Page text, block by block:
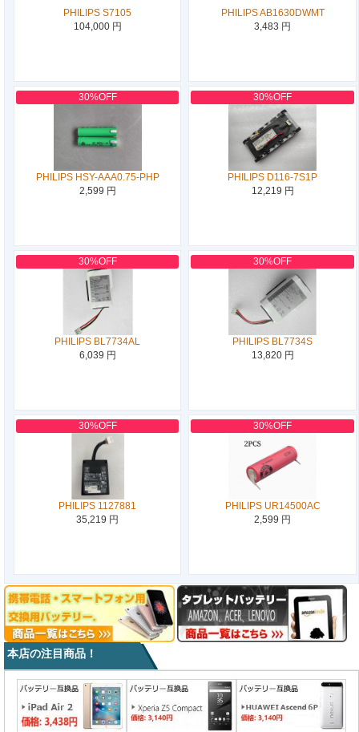
PHILIPS S7105
104,000 円
PHILIPS AB1630DWMT
3,483 円
30%OFF
PHILIPS HSY-AAA0.75-PHP
2,599 円
30%OFF
PHILIPS D116-7S1P
12,219 円
30%OFF
PHILIPS BL7734AL
6,039 円
30%OFF
PHILIPS BL7734S
13,820 円
30%OFF
PHILIPS 1127881
35,219 円
30%OFF
PHILIPS UR14500AC
2,599 円
本店の注目商品！